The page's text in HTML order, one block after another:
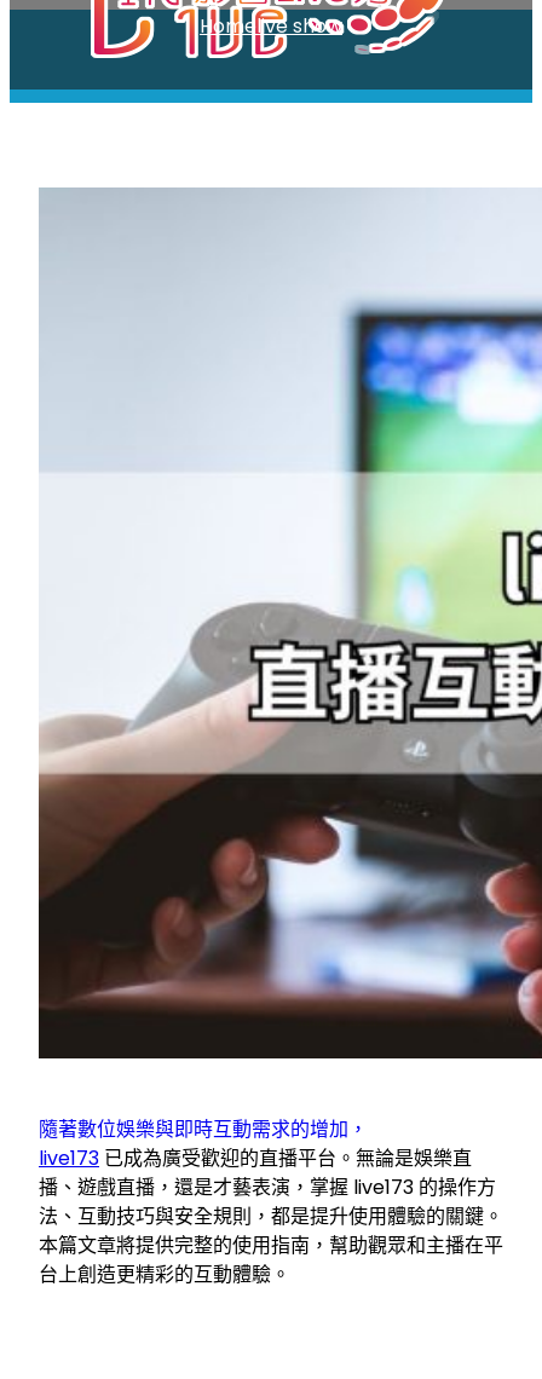
要
Homelive show
隨著數位娛樂與即時互動需求的增加，
live173 已成為廣受歡迎的直播平台。無論是娛樂直
播、遊戲直播，還是才藝表演，掌握 live173 的操作方
法、互動技巧與安全規則，都是提升使用體驗的關鍵。
本篇文章將提供完整的使用指南，幫助觀眾和主播在平
台上創造更精彩的互動體驗。